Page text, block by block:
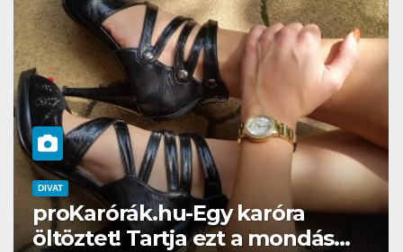
Egy karóra
Tartja ezt a mondás…
DIVAT SZÉPSÉG
Gél lakk